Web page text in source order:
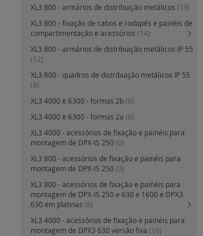
XL3 800 - armários de distribuição metálicos (19)
XL3 800 - fixação de cabos e rodapés e painéis de
compartimentação e acessórios (14)
XL3 800 - armários de distribuição metálicos IP 55
(12)
XL3 800 - quadros de distribuição metálicos IP 55
(8)
XL3 4000 e 6300 - formas 2b(0)
XL3 4000 e 6300 - formas 2a (0)
XL3 4000 - acessórios de fixação e painéis para
montagem de DPX-IS 250 (0)
XL3 800 - acessórios de fixação e painéis para
montagem de DPX-IS 250 (0)
XL3 800 - acessórios de fixação e painéis para
montagem de DPX-IS 250 e 630 e 1600 e DPX3
630 em platinas (8)
XL3 4000 - acessórios de fixação e painéis para
montagem de DPX3 630 versão fixa (16)